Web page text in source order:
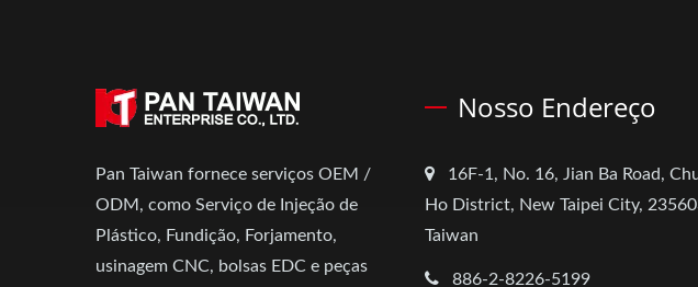
Pan Taiwan fornece serviços OEM /
ODM, como Serviço de Injeção de
Plástico, Fundição, Forjamento,
usinagem CNC, bolsas EDC e peças
Nosso Endereço
16F-1, No. 16, Jian Ba Road,
Ho District, New Taipei City,
Taiwan
886-2-8226-5199